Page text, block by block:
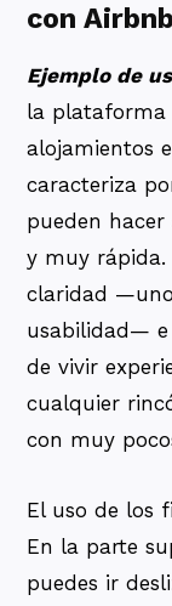
con Airbnb
Ejemplo de
la plataforma
alojamientos
caracteriza
pueden
y muy rápida.
claridad
usabilidad— e
de vivir
cualquier
con muy
El uso de los
En la parte
puedes ir